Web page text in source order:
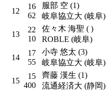
12
16
62
服部 空 (1)
岐阜協立大 (岐阜)
13
22
10
佐々木 海聖 ( )
ROBLE (岐阜)
14
17
55
小寺 悠太 (3)
岐阜協立大 (岐阜)
15
15
400
齊藤 漢生 (1)
流通経済大 (静岡)